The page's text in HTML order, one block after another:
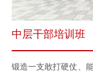
中层干部培训班
锻造一支敢打硬仗、